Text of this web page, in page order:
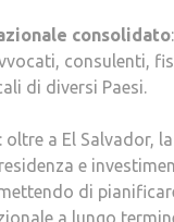
consolidato:
consulenti,
di diversi Paesi.
: oltre a El Salvador,
e
di
a lungo